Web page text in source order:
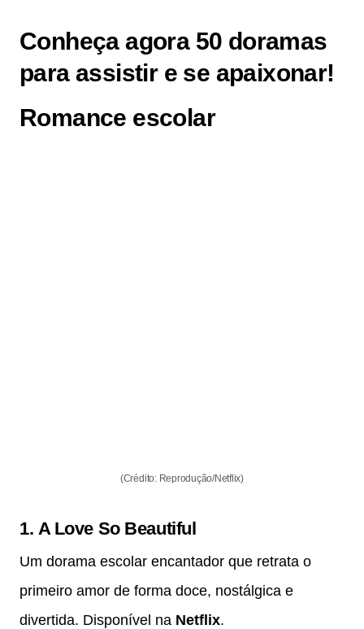
Conheça agora 50 doramas
para assistir e se apaixonar!
Romance escolar
(Crédito: Reprodução/Netflix)
1. A Love So Beautiful
Um dorama escolar encantador que retrata o
primeiro amor de forma doce, nostálgica e
divertida. Disponível na Netflix.